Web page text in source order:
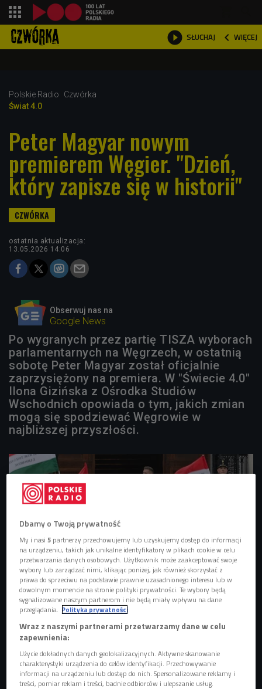
 SŁUCHAJ  WIĘCEJ

Polskie Radio
Czwórka
Świat 4.0
Peter Magyar nowym
premierem Węgier. "Dzień,
który zapisze się w historii"
ostatnia aktualizacja:
13.05.2026 14:06
Obserwuj nas na
Google News
Po wygranych przez partię TISZA wyborach
parlamentarnych na Węgrzech, w ostatnią
sobotę Peter Magyar został oficjalnie
zaprzysiężony na premiera. W "Świecie 4.0"
Ilona Gizińska z Ośrodka Studiów
Wschodnich opowiada o tym, jakich zmian
mogą się spodziewać Węgrowie w
najbliższej przyszłości.
Peter Magyar Foto: REUTERS/Leonhard Foeger
- To dzień, który zapisze się w historii Węgier na długo. Tak
naprawdę musimy sobie zdawać sprawę, że to moment,
kiedy na Węgrzech zmienia się władza po 16 latach.
Niektórzy młodzi ludzie, którzy szli nawet po raz pierwszy
do urn, nie pamiętali żeby zwyciężył ktokolwiek inny niż
Dbamy o Twoją prywatność
My i nasi5 partnerzy przechowujemy lub uzyskujemy dostęp do informacji
na urządzeniu, takich jak unikalne identyfikatory w plikach cookie w celu
przetwarzania danych osobowych. Użytkownik może zaakceptować swoje
wybory lub zarządzać nimi, klikając poniżej, jak również skorzystać z
prawa do sprzeciwu na podstawie prawnie uzasadnionego interesu lub w
dowolnym momencie na stronie polityki prywatności. Te wybory będą
sygnalizowane naszym partnerom i nie będą miały wpływu na dane
przeglądania. Polityka prywatności
Wraz z naszymi partnerami przetwarzamy dane w celu
zapewnienia:
Użycie dokładnych danych geolokalizacyjnych. Aktywne skanowanie
charakterystyki urządzenia do celów identyfikacji. Przechowywanie
informacji na urządzeniu lub dostęp do nich. Spersonalizowane reklamy i
treści, pomiar reklam i treści, badnie odbiorców i ulepszanie usług.